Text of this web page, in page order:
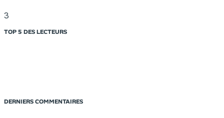
3
TOP 5 DES LECTEURS
DERNIERS COMMENTAIRES